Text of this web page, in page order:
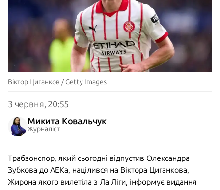
Віктор Циганков / Getty Images
3 червня, 20:55
Микита Ковальчук
Журналіст
Трабзонспор, який сьогодні відпустив Олександра
Зубкова до АЕКа, націлився на Віктора Циганкова,
Жирона якого вилетіла з Ла Ліги, інформує видання